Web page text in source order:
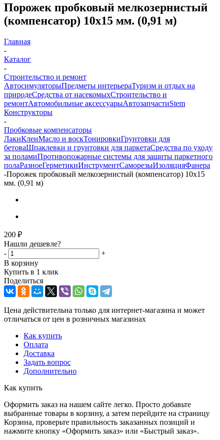
Порожек пробковый мелкозернистый
(компенсатор) 10х15 мм. (0,91 м)
Главная
-
Каталог
-
Строительство и ремонт
АвтосимуляторыПредметы интерьераТуризм и отдых на
природеСредства от насекомыхСтроительство и
ремонтАвтомобильные аксессуарыАвтозапчастиStem
Конструкторы
-
Пробковые компенсаторы
ЛакиКлеиМасло и воскТонировкиГрунтовки для
бетоваШпаклевки и грунтовки для паркетаСредства по уходу
за поламиПротивопожарные системы для защиты паркетного
полаРазноеГерметикиИнструментСаморезыИзоляцияФанера
-Порожек пробковый мелкозернистый (компенсатор) 10х15
мм. (0,91 м)
200 ₽
Нашли дешевле?
-
+
В корзину
Купить в 1 клик
Поделиться
Цена действительна только для интернет-магазина и может
отличаться от цен в розничных магазинах
Как купить
Оплата
Доставка
Задать вопрос
Дополнительно
Как купить
Оформить заказ на нашем сайте легко. Просто добавьте
выбранные товары в корзину, а затем перейдите на страницу
Корзина, проверьте правильность заказанных позиций и
нажмите кнопку «Оформить заказ» или «Быстрый заказ».